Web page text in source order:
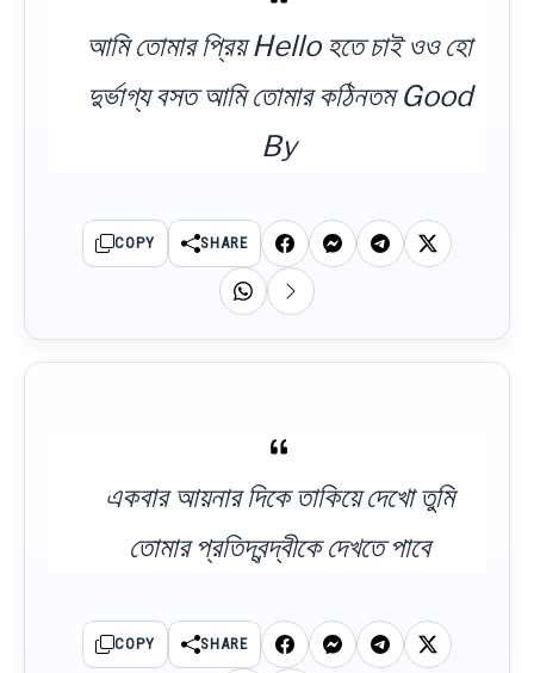
আমি তোমার প্রিয় Hello হতে চাই ওও হো
দুর্ভাগ্য বসত আমি তোমার কঠিনতম Good
By
COPY SHARE
একবার আয়নার দিকে তাকিয়ে দেখো তুমি
তোমার প্রতিদ্বন্দ্বীকে দেখতে পাবে
COPY SHARE